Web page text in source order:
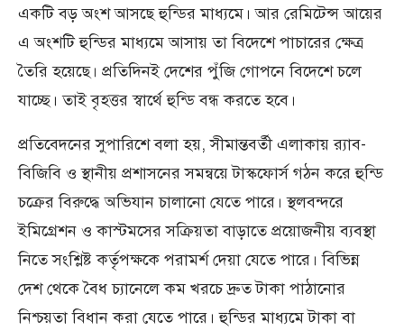
একটি বড় অংশ আসছে হুন্ডির মাধ্যমে। আর রেমিটেন্স আয়ের
এ অংশটি হুন্ডির মাধ্যমে আসায় তা বিদেশে পাচারের ক্ষেত্র
তৈরি হয়েছে। প্রতিদিনই দেশের পুঁজি গোপনে বিদেশে চলে
যাচ্ছে। তাই বৃহত্তর স্বার্থে হুন্ডি বন্ধ করতে হবে।
প্রতিবেদনের সুপারিশে বলা হয়, সীমান্তবর্তী এলাকায় র‌্যাব-
বিজিবি ও স্থানীয় প্রশাসনের সমন্বয়ে টাস্কফোর্স গঠন করে হুন্ডি
চক্রের বিরুদ্ধে অভিযান চালানো যেতে পারে। স্থলবন্দরে
ইমিগ্রেশন ও কাস্টমসের সক্রিয়তা বাড়াতে প্রয়োজনীয় ব্যবস্থা
নিতে সংশ্লিষ্ট কর্তৃপক্ষকে পরামর্শ দেয়া যেতে পারে। বিভিন্ন
দেশ থেকে বৈধ চ্যানেলে কম খরচে দ্রুত টাকা পাঠানোর
নিশ্চয়তা বিধান করা যেতে পারে। হুন্ডির মাধ্যমে টাকা বা